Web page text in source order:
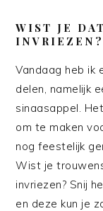
WIST JE
INVRIEZEN?
Vandaag heb ik
delen, namelijk
sinaasappel.
om te maken
nog feestelijk
Wist je
invriezen? Snij
en deze kun je